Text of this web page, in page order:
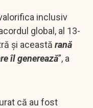
inclusiv
global, al 13-
și această rană
îl generează”, a
că au fost